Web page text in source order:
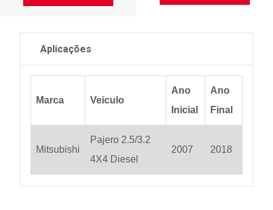
Aplicações
Marca Veiculo
Ano
Inicial
Ano
Final
Mitsubishi
Pajero 2.5/3.2
4X4 Diesel
2007 2018